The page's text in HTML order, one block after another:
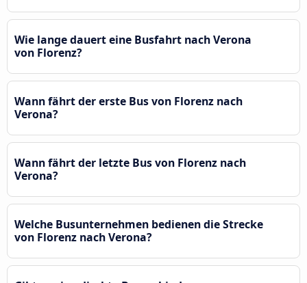
Wie lange dauert eine Busfahrt nach Verona
von Florenz?
Wann fährt der erste Bus von Florenz nach
Verona?
Wann fährt der letzte Bus von Florenz nach
Verona?
Welche Busunternehmen bedienen die Strecke
von Florenz nach Verona?